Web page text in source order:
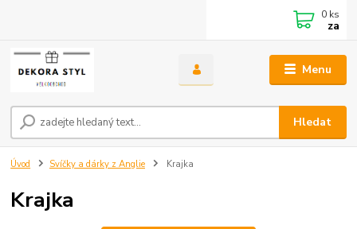
Menu
Hledat
0 ks
za
Úvod Svíčky a dárky z Anglie Krajka
Krajka